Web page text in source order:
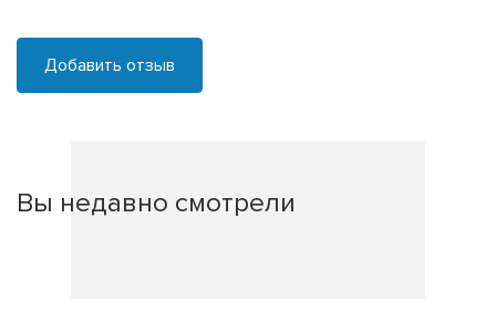
Добавить отзыв
Вы недавно смотрели